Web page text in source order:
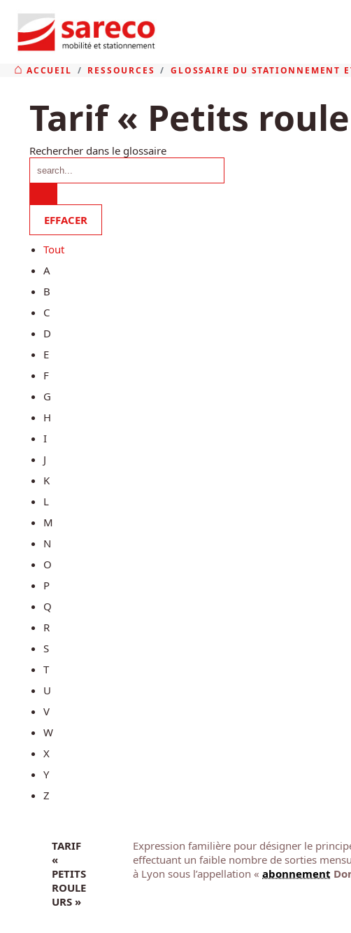
ACCUEIL RESSOURCES GLOSSAIRE DU STATIONNEMENT
Tarif « Petits
Rechercher dans le glossaire
Tout
A
B
C
D
E
F
G
H
I
J
K
L
M
N
O
P
Q
R
S
T
U
V
W
X
Y
Z
TARIF
«
PETITS
ROULE
URS »
Expression familière pour désigner le
effectuant un faible nombre de sorties
à Lyon sous l’appellation « abonnement